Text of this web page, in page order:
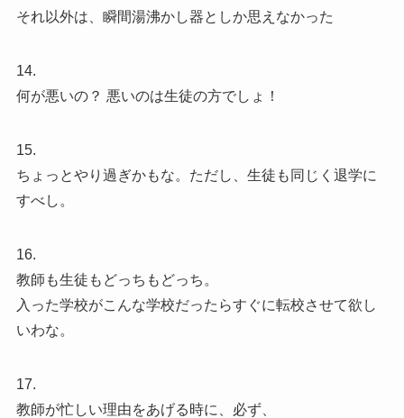
それ以外は、瞬間湯沸かし器としか思えなかった
14.
何が悪いの？ 悪いのは生徒の方でしょ！
15.
ちょっとやり過ぎかもな。ただし、生徒も同じく退学に
すべし。
16.
教師も生徒もどっちもどっち。
入った学校がこんな学校だったらすぐに転校させて欲し
いわな。
17.
教師が忙しい理由をあげる時に、必ず、